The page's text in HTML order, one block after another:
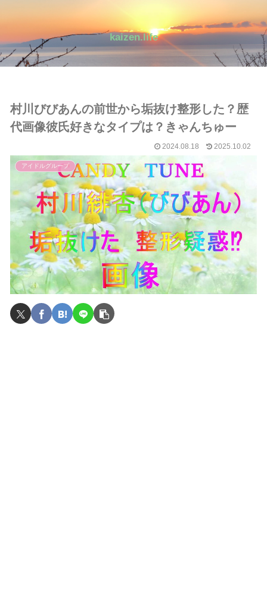
kaizen.life
村川びびあんの前世から垢抜け整形した？歴
代画像彼氏好きなタイプは？きゃんちゅー
2024.08.18 2025.10.02
アイドルグループ